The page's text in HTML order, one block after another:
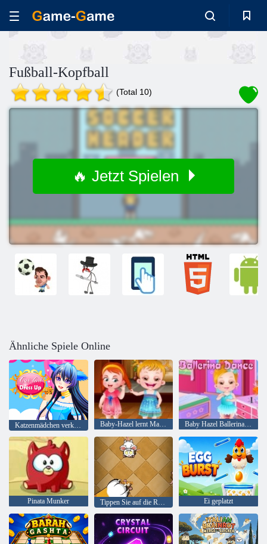
Fußball-Kopfball
(Total 10)
🔥 Jetzt Spielen
Ähnliche Spiele Online
Katzenmädchen verkleiden sich Baby-Hazel lernt Manieren Baby Hazel Ballerina-Tanz
Pinata Munker Ei geplatzt